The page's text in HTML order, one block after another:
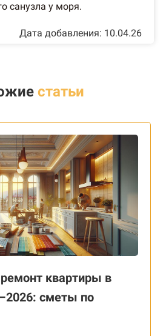
санузла у моря.
Дата добавления: 10.04.26
статьи
квартиры в
сметы по